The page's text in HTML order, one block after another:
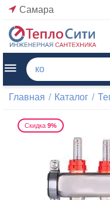
Самара
Главная / Каталог /
Скидка 9%